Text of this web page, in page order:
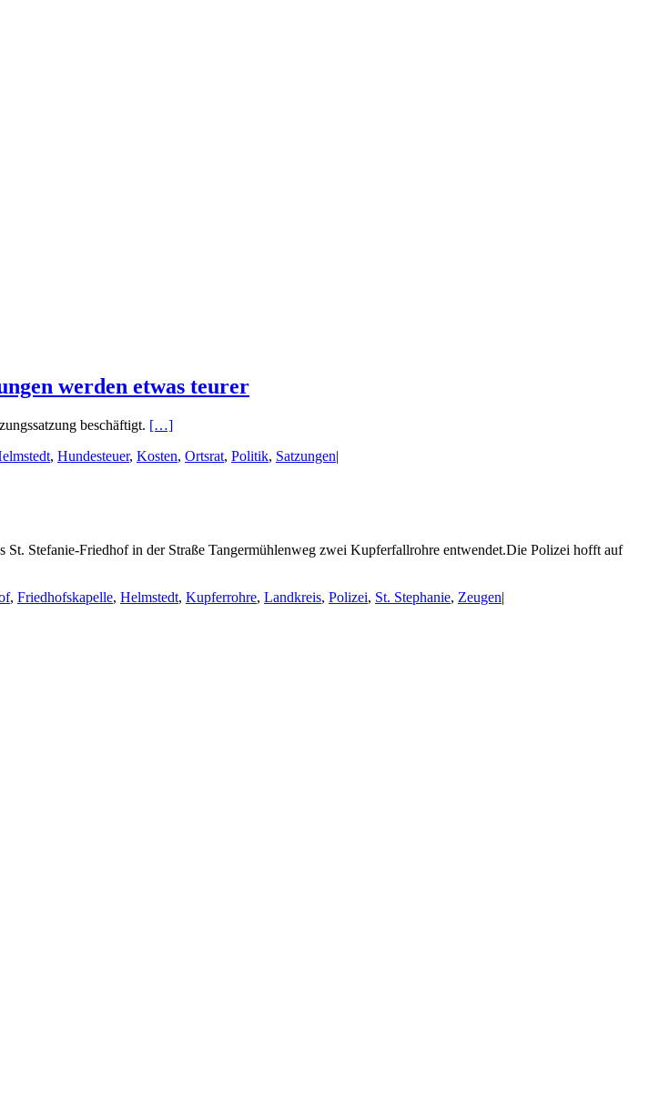
werden etwas teurer
beschäftigt. […]
, Hundesteuer, Kosten, Ortsrat, Politik, Satzungen|
Stefanie-Friedhof in der Straße Tangermühlenweg zwei Kupferfallrohre entwendet.Die Polizei hofft auf
, Friedhofskapelle, Helmstedt, Kupferrohre, Landkreis, Polizei, St. Stephanie, Zeugen|